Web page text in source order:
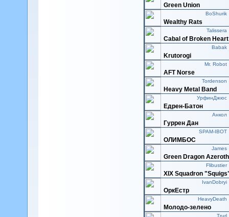
Green Union
BoShurik
Wealthy Rats
Talissera
Cabal of Broken Heart
Babak
Krutorogi
Mr. Robot
AFT Norse
Tordenson
Heavy Metal Band
УрфинДжюс
Едрен-Батон
Анкол
Гуррен Дан
SPAM-IBOT
ОЛИМБОС
James
Green Dragon Azeroth
Flibustier
XIX Squadron
IvanDobryi
ОркЕстр
HeavyDeath
Молодо-зелено
Trurl